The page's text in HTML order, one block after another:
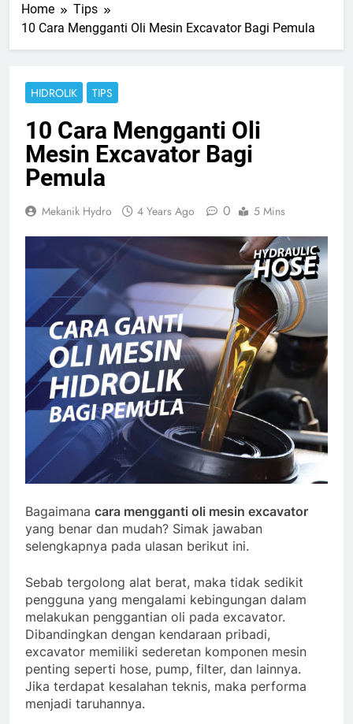
Home
Tips
10 Cara Mengganti Oli Mesin Excavator Bagi Pemula
HIDROLIK TIPS
10 Cara Mengganti Oli
Mesin Excavator Bagi
Pemula
Mekanik Hydro 4 Years Ago 0 5 Mins
Bagaimana cara mengganti oli mesin excavator
yang benar dan mudah? Simak jawaban
selengkapnya pada ulasan berikut ini.
Sebab tergolong alat berat, maka tidak sedikit
pengguna yang mengalami kebingungan dalam
melakukan penggantian oli pada excavator.
Dibandingkan dengan kendaraan pribadi,
excavator memiliki sederetan komponen mesin
penting seperti hose, pump, filter, dan lainnya.
Jika terdapat kesalahan teknis, maka performa
menjadi taruhannya.